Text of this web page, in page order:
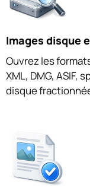
Images disque
Ouvrez les
XML, DMG, ASIF,
disque